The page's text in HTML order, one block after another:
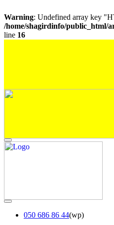
Warning: Undefined array key
/home/shagirdinfo/public_html/
line 16
050 686 86 44(wp)